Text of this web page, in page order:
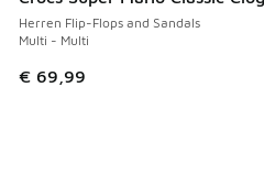
Herren Flip-Flops and Sandals
Multi - Multi
€ 69,99